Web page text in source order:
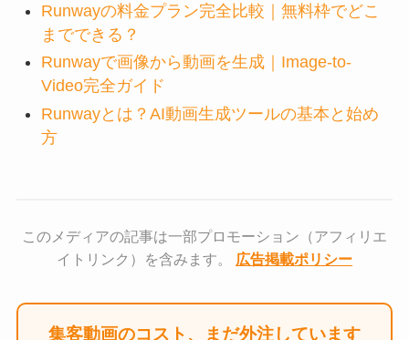
Runwayの料金プラン完全比較｜無料枠でどこ
までできる？
Runwayで画像から動画を生成｜Image-to-
Video完全ガイド
Runwayとは？AI動画生成ツールの基本と始め
方
このメディアの記事は一部プロモーション（アフィリエ
イトリンク）を含みます。 広告掲載ポリシー
集客動画のコスト、まだ外注しています